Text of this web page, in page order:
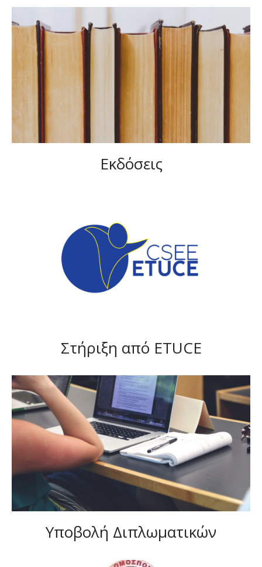
Εκδόσεις
Στήριξη από ETUCE
Υποβολή Διπλωματικών